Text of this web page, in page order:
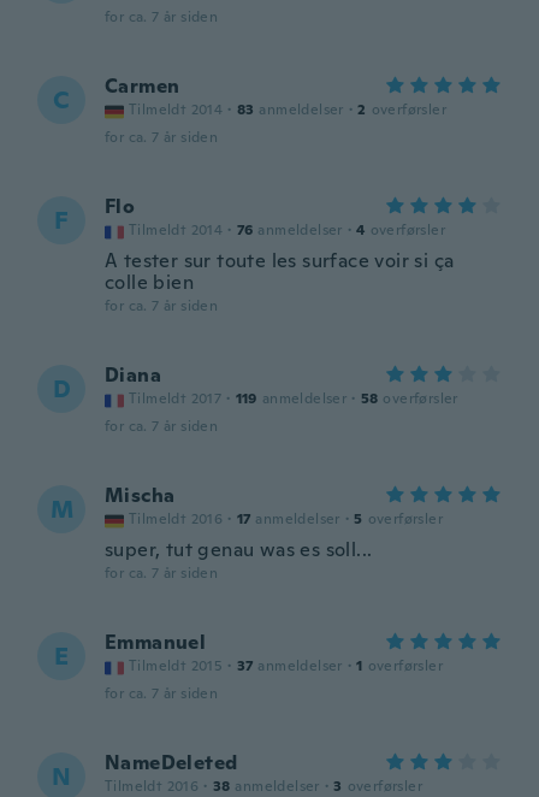
for ca. 7 år siden
C Carmen
Tilmeldt 2014 · 83 anmeldelser · 2 overførsler
for ca. 7 år siden
F Flo
Tilmeldt 2014 · 76 anmeldelser · 4 overførsler
A tester sur toute les surface voir si ça
colle bien
for ca. 7 år siden
D Diana
Tilmeldt 2017 · 119 anmeldelser · 58 overførsler
for ca. 7 år siden
M Mischa
Tilmeldt 2016 · 17 anmeldelser · 5 overførsler
super, tut genau was es soll...
for ca. 7 år siden
E Emmanuel
Tilmeldt 2015 · 37 anmeldelser · 1 overførsler
for ca. 7 år siden
N NameDeleted
Tilmeldt 2016 · 38 anmeldelser · 3 overførsler